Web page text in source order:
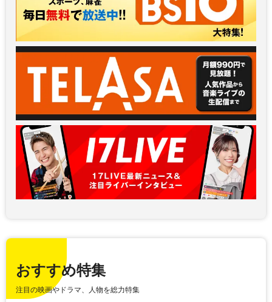
おすすめ特集
注目の映画やドラマ、人物を総力特集